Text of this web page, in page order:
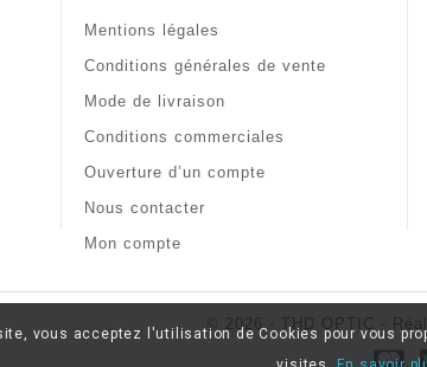
Mentions légales
Conditions générales de vente
Mode de livraison
Conditions commerciales
Ouverture d’un compte
Nous contacter
Mon compte
© 2026 - THD OPTIC -
vous acceptez l'utilisation de Cookies pour vous